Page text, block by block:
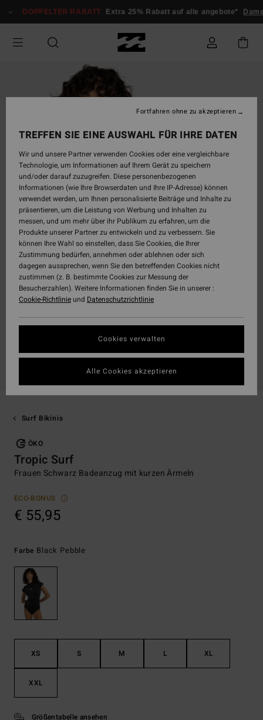
zur
springen
DOPPELTER RABATT Extra 25% Rabatt auf alle angebote*
Surf Bikinis
ÖKO
Tropic Surf
Frauen Schwarz Badeanzug mit kurzen Ärmeln
ECO-BONUS
€ 55,95
Farbe Black Pebble
XS S M L XL
XXL
Größentabelle ansehen
TREFFEN SIE EINE AUSWAHL FÜR IHRE DATEN
Wir und unsere Partner verwenden Cookies oder eine vergleichbare
Technologie, um Informationen auf Ihrem Gerät zu speichern
und/oder darauf zuzugreifen. Diese personenbezogenen
Informationen (wie Ihre Browserdaten und Ihre IP-Adresse) können
verwendet werden, um Ihnen personalisierte Beiträge und Inhalte zu
präsentieren, um die Leistung von Werbung und Inhalten zu
messen, und um mehr über ihr Publikum zu erfahren, um die
Produkte unserer Partner zu entwickeln und zu verbessern. Sie
können Ihre Wahl so einstellen, dass Sie Cookies, die Ihrer
Zustimmung bedürfen, annehmen oder ablehnen oder sich
dagegen aussprechen, wenn Sie den betreffenden Cookies nicht
zustimmen (z. B. bestimmte Cookies zur Messung der
Besucherzahlen). Weitere Informationen finden Sie in unserer :
Cookie-Richtlinieund Datenschutzrichtlinie
Cookies verwalten
Fortfahren ohne zu akzeptieren
Alle Cookies akzeptieren